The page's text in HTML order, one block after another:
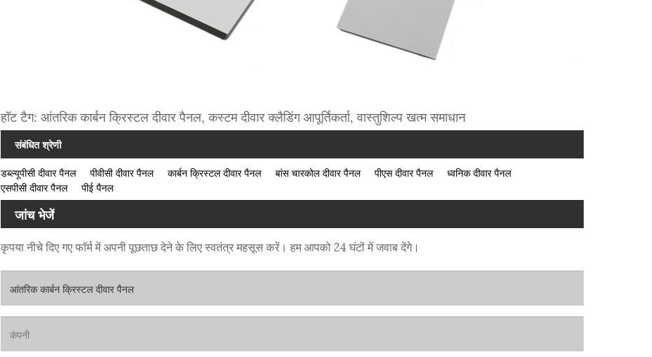
हॉट टैग: आंतरिक कार्बन क्रिस्टल दीवार पैनल, कस्टम दीवार क्लैडिंग आपूर्तिकर्ता, वास्तुशिल्प खत्म समाधान
संबंधित श्रेणी
डब्ल्यूपीसी दीवार पैनल
पीवीसी दीवार पैनल कार्बन क्रिस्टल दीवार पैनल बांस चारकोल दीवार पैनल पीएस दीवार पैनल
ध्वनिक दीवार पैनल
एसपीसी दीवार पैनल
पीई पैनल
जांच भेजें
कृपया नीचे दिए गए फॉर्म में अपनी पूछताछ देने के लिए स्वतंत्र महसूस करें। हम आपको 24 घंटों में जवाब देंगे।